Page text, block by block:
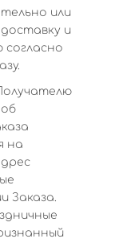
или
и
согласно
на
Заказа.